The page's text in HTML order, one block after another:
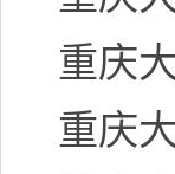
重庆
重庆